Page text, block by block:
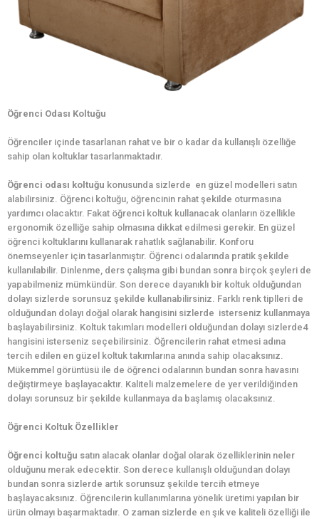
Öğrenci Odası Koltuğu
Öğrenciler içinde tasarlanan rahat ve bir o kadar da kullanışlı özelliğe
sahip olan koltuklar tasarlanmaktadır.
Öğrenci odası koltuğu konusunda sizlerde en güzel modelleri satın
alabilirsiniz. Öğrenci koltuğu, öğrencinin rahat şekilde oturmasına
yardımcı olacaktır. Fakat öğrenci koltuk kullanacak olanların özellikle
ergonomik özelliğe sahip olmasına dikkat edilmesi gerekir. En güzel
öğrenci koltuklarını kullanarak rahatlık sağlanabilir. Konforu
önemseyenler için tasarlanmıştır. Öğrenci odalarında pratik şekilde
kullanılabilir. Dinlenme, ders çalışma gibi bundan sonra birçok şeyleri de
yapabilmeniz mümkündür. Son derece dayanıklı bir koltuk olduğundan
dolayı sizlerde sorunsuz şekilde kullanabilirsiniz. Farklı renk tiplleri de
olduğundan dolayı doğal olarak hangisini sizlerde isterseniz kullanmaya
başlayabilirsiniz. Koltuk takımları modelleri olduğundan dolayı sizlerde4
hangisini isterseniz seçebilirsiniz. Öğrencilerin rahat etmesi adına
tercih edilen en güzel koltuk takımlarına anında sahip olacaksınız.
Mükemmel görüntüsü ile de öğrenci odalarının bundan sonra havasını
değiştirmeye başlayacaktır. Kaliteli malzemelere de yer verildiğinden
dolayı sorunsuz bir şekilde kullanmaya da başlamış olacaksınız.
Öğrenci Koltuk Özellikler
Öğrenci koltuğu satın alacak olanlar doğal olarak özelliklerinin neler
olduğunu merak edecektir. Son derece kullanışlı olduğundan dolayı
bundan sonra sizlerde artık sorunsuz şekilde tercih etmeye
başlayacaksınız. Öğrencilerin kullanımlarına yönelik üretimi yapılan bir
ürün olmayı başarmaktadır. O zaman sizlerde en şık ve kaliteli özelliği ile